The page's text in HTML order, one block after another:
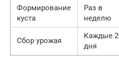
Формирование
куста
Раз в
неделю
Сбор урожая
Каждые 2
дня